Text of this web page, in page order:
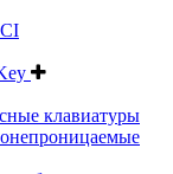
клавиатуры